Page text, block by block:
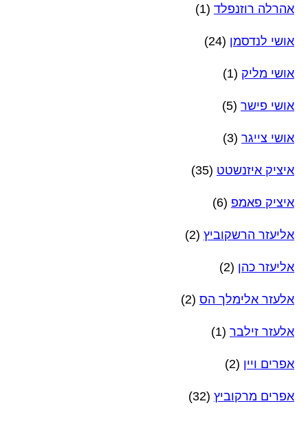
אהרלה רוזנפלד (1)
אושי לנדסמן (24)
אושי מליק (1)
אושי פישר (5)
אושי צייגר (3)
איציק איזנשטט (35)
איציק פאמפ (6)
אליעזר הרשקוביץ (2)
אליעזר כהן (2)
אלעזר אלימלך הס (2)
אלעזר זילבר (1)
אפרים ויין (2)
אפרים מרקוביץ (32)